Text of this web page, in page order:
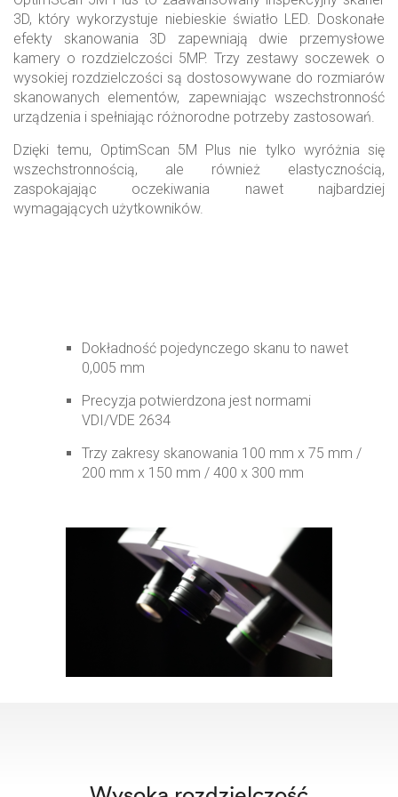
3D, który wykorzystuje niebieskie światło LED. Doskonałe
efekty skanowania 3D zapewniają dwie przemysłowe
kamery o rozdzielczości 5MP. Trzy zestawy soczewek o
wysokiej rozdzielczości są dostosowywane do rozmiarów
skanowanych elementów, zapewniając wszechstronność
urządzenia i spełniając różnorodne potrzeby zastosowań.
Dzięki temu, OptimScan 5M Plus nie tylko wyróżnia się
wszechstronnością, ale również elastycznością,
zaspokajając oczekiwania nawet najbardziej
wymagających użytkowników.
Dokładność pojedynczego skanu to nawet
0,005 mm
Precyzja potwierdzona jest normami
VDI/VDE 2634
Trzy zakresy skanowania 100 mm x 75 mm /
200 mm x 150 mm / 400 x 300 mm